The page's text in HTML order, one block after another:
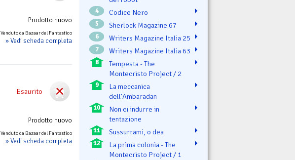
Prodotto nuovo
Venduto da Bazaar del Fantastico
» Vedi scheda completa
Esaurito
Prodotto nuovo
Venduto da Bazaar del Fantastico
» Vedi scheda completa
4 Codice Nero
5 Sherlock Magazine 67
6 Writers Magazine Italia 25
7 Writers Magazine Italia 63
8
Tempesta - The
Montecristo Project / 2
9
La meccanica
dell'Ambaradan
10
Non ci indurre in
tentazione
11 Sussurrami, o dea
12
La prima colonia - The
Montecristo Project / 1